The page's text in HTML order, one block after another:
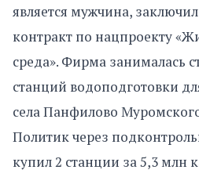
является мужчина,
контракт по нацпроекту
среда». Фирма занималась
станций водоподготовки
села Панфилово
Политик через
купил 2 станции за 5,3 млн